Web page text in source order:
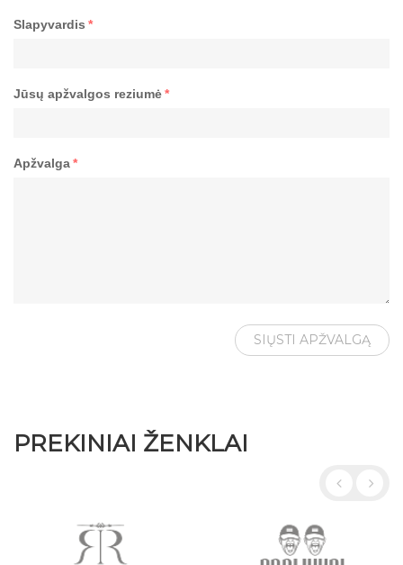
*
Slapyvardis
*
Jūsų apžvalgos reziumė
*
Apžvalga
SIŲSTI APŽVALGĄ
PREKINIAI ŽENKLAI